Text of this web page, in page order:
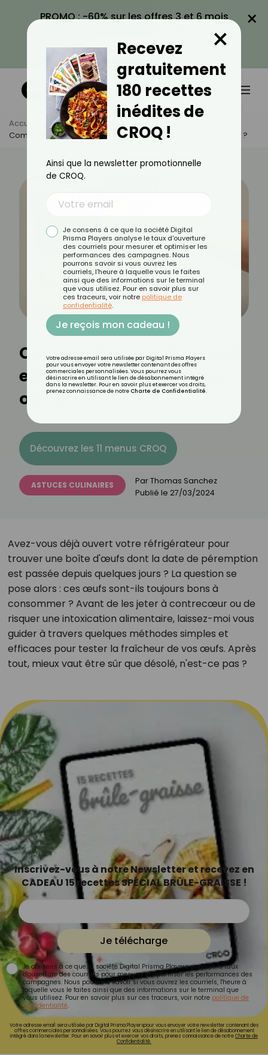
PROMO : -60% sur les offres 3 et 6 mois
VOIR LA PROMO
×
Accueil Actus
Astuces Culinaires
Comment Savoir Si Un Œuf Est Encore Bon À Manger Ou Non ?
Comment savoir si un œuf
est encore bon à manger
ou non ?
Découvrez les 11 menus CROQ
ASTUCES CULINAIRES ParThomas Sanchez
Publié le 27/03/2024
Avez-vous déjà ouvert votre réfrigérateur pour
trouver une boîte d'œufs dont la date de péremption
est passée depuis quelques jours ? La question se
pose alors : ces œufs sont-ils toujours bons à
consommer ? Avant de les jeter à contrecœur ou de
risquer une intoxication alimentaire, laissez-moi vous
guider à travers quelques méthodes simples et
efficaces pour tester la fraîcheur de vos œufs. Après
tout, mieux vaut être sûr que désolé, n'est-ce pas ?
Inscrivez-vous à notre Newsletter et recevez en
CADEAU 15 recettes SPÉCIAL BRÛLE-GRAISSE !
Je télécharge
Je consens à ce que la société Digital Prisma Players analyse le taux
d'ouverture des courriels pour mesurer et optimiser les performances des
campagnes. Nous pourrons savoir si vous ouvrez les courriels, l'heure à
laquelle vous le faites ainsi que des informations sur le terminal que
vous utilisez. Pour en savoir plus sur ces traceurs, voir notre politique de
confidentialité.
Votre adresse email sera utilisée par Digital Prisma Playerspour vous envoyer votre newsletter contenant des
offres commerciales personnalisées. Vous pourrez vous désinscrire en utilisant le lien de désabonnement
intégré dans la newsletter. Pour en savoir plus et exercer vos droits, prenez connaissance de notreCharte de
Confidentialité.
Recevez
gratuitement
180 recettes
inédites de
CROQ !
×
Ainsi que la newsletter promotionnelle
de CROQ.
Je consens à ce que la société Digital
Prisma Players analyse le taux d'ouverture
des courriels pour mesurer et optimiser les
performances des campagnes. Nous
pourrons savoir si vous ouvrez les
courriels, l'heure à laquelle vous le faites
ainsi que des informations sur le terminal
que vous utilisez. Pour en savoir plus sur
ces traceurs, voir notre politique de
confidentialité.
Je reçois mon cadeau !
Votre adresse email sera utilisée par Digital Prisma Players
pour vous envoyer votre newsletter contenant des offres
commerciales personnalisées. Vous pourrez vous
désinscrire en utilisant le lien de désabonnement intégré
dans la newsletter. Pour en savoir plus et exercer vos droits,
prenez connaissance de notre Charte de Confidentialité.